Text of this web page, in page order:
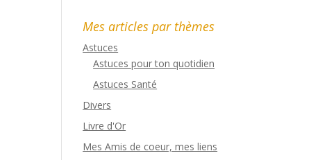
Mes articles par thèmes
Astuces
Astuces pour ton quotidien
Astuces Santé
Divers
Livre d'Or
Mes Amis de coeur, mes liens